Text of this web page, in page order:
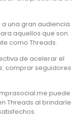
una gran audiencia
aquellos que son
como Threads.
de acelerar el
comprar seguidores
puede
Threads al brindarle